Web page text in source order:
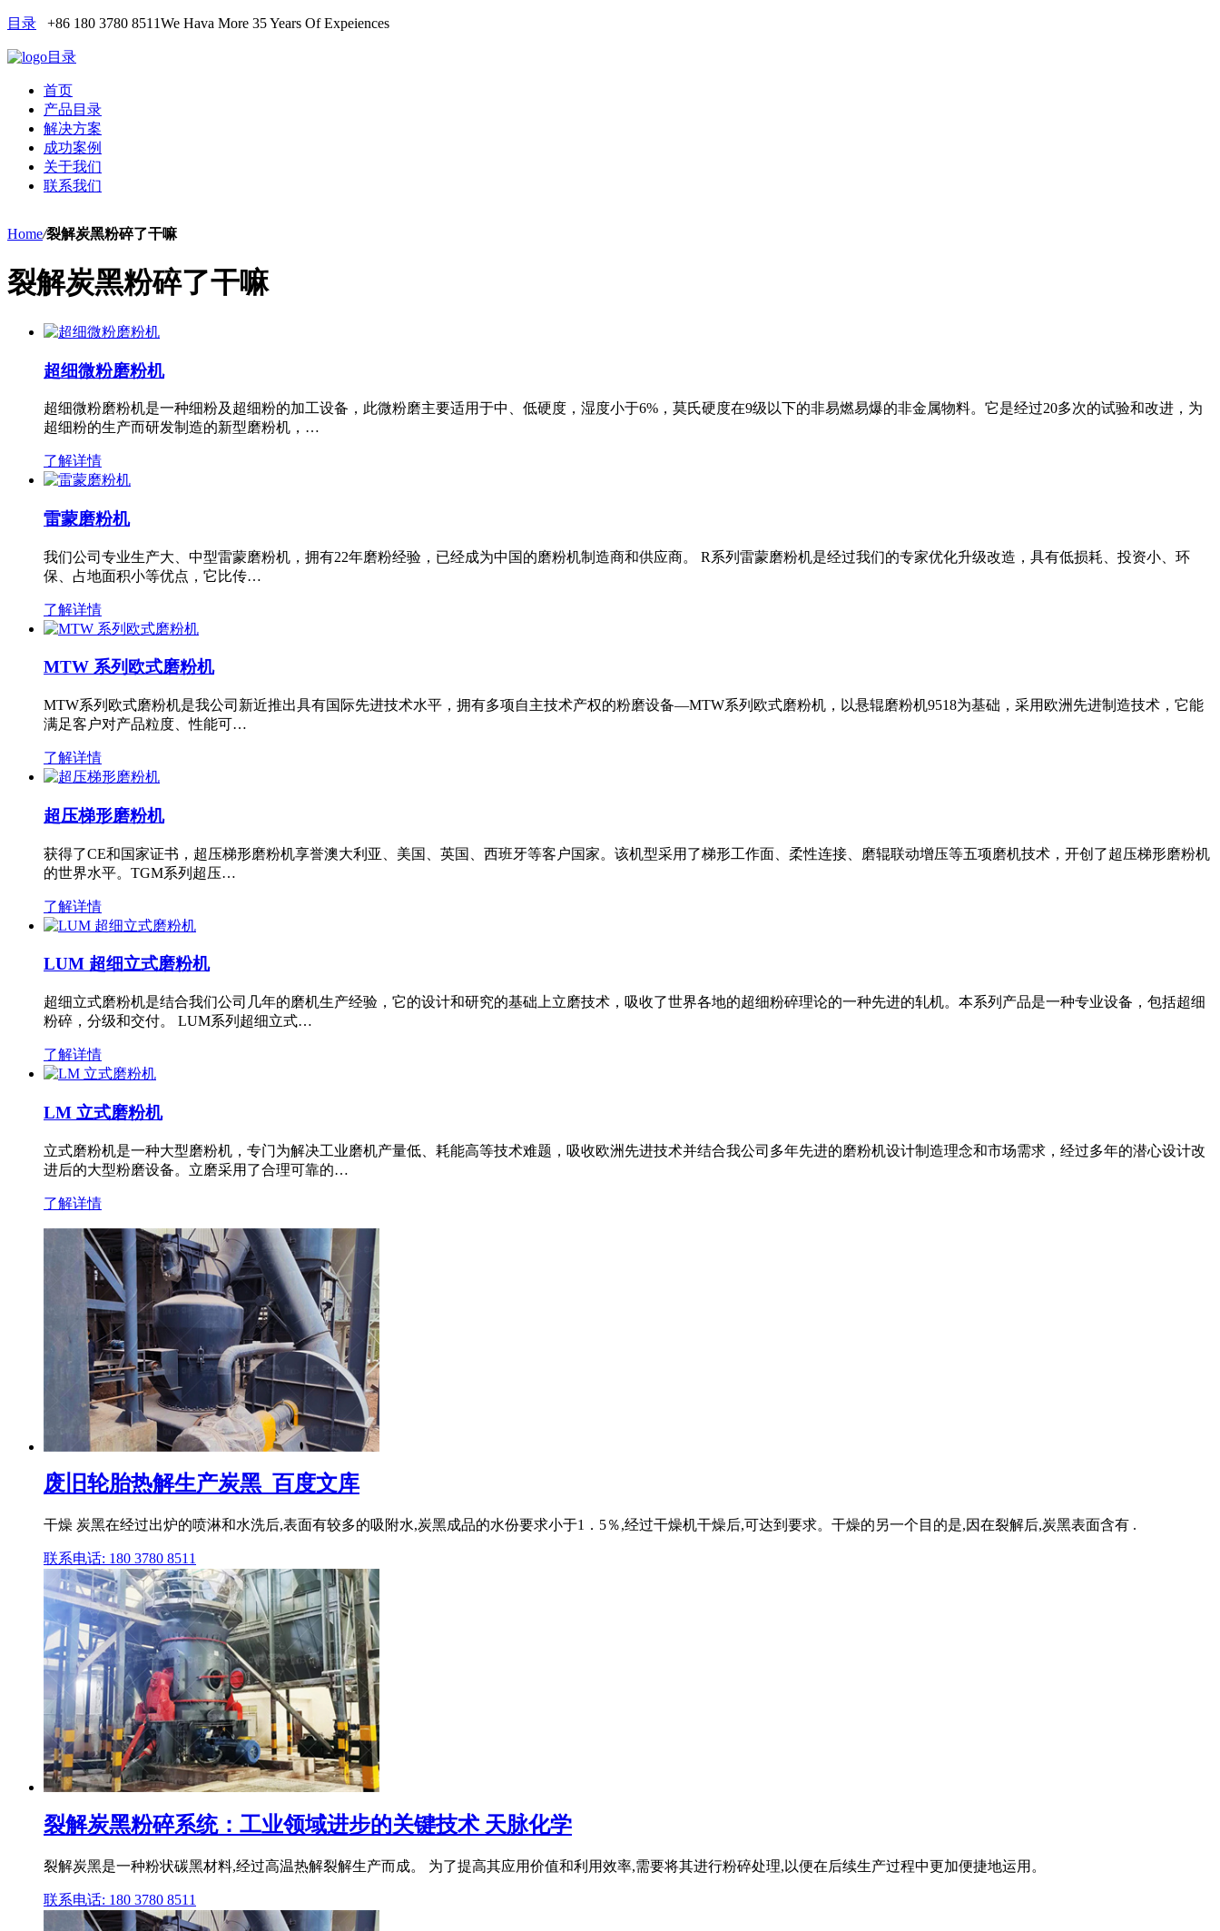
目录 +86 180 3780 8511We Hava More 35 Years Of Expeiences
目录
首页
产品目录
解决方案
成功案例
关于我们
联系我们
Home/裂解炭黑粉碎了干嘛
裂解炭黑粉碎了干嘛
超细微粉磨粉机
超细微粉磨粉机是一种细粉及超细粉的加工设备，此微粉磨主要适用于中、低硬度，湿度小于6%，莫氏硬度在9级以下的非易燃易爆的非金属物料。它是经过20多次的试验和改进，为
超细粉的生产而研发制造的新型磨粉机，…
了解详情
雷蒙磨粉机
我们公司专业生产大、中型雷蒙磨粉机，拥有22年磨粉经验，已经成为中国的磨粉机制造商和供应商。 R系列雷蒙磨粉机是经过我们的专家优化升级改造，具有低损耗、投资小、环
保、占地面积小等优点，它比传…
了解详情
MTW 系列欧式磨粉机
MTW系列欧式磨粉机是我公司新近推出具有国际先进技术水平，拥有多项自主技术产权的粉磨设备—MTW系列欧式磨粉机，以悬辊磨粉机9518为基础，采用欧洲先进制造技术，它能
满足客户对产品粒度、性能可…
了解详情
超压梯形磨粉机
获得了CE和国家证书，超压梯形磨粉机享誉澳大利亚、美国、英国、西班牙等客户国家。该机型采用了梯形工作面、柔性连接、磨辊联动增压等五项磨机技术，开创了超压梯形磨粉机
的世界水平。TGM系列超压…
了解详情
LUM 超细立式磨粉机
超细立式磨粉机是结合我们公司几年的磨机生产经验，它的设计和研究的基础上立磨技术，吸收了世界各地的超细粉碎理论的一种先进的轧机。本系列产品是一种专业设备，包括超细
粉碎，分级和交付。 LUM系列超细立式…
了解详情
LM 立式磨粉机
立式磨粉机是一种大型磨粉机，专门为解决工业磨机产量低、耗能高等技术难题，吸收欧洲先进技术并结合我公司多年先进的磨粉机设计制造理念和市场需求，经过多年的潜心设计改
进后的大型粉磨设备。立磨采用了合理可靠的…
了解详情
废旧轮胎热解生产炭黑_百度文库
干燥 炭黑在经过出炉的喷淋和水洗后,表面有较多的吸附水,炭黑成品的水份要求小于1．5％,经过干燥机干燥后,可达到要求。干燥的另一个目的是,因在裂解后,炭黑表面含有 .
联系电话: 180 3780 8511
裂解炭黑粉碎系统：工业领域进步的关键技术 天脉化学
裂解炭黑是一种粉状碳黑材料,经过高温热解裂解生产而成。 为了提高其应用价值和利用效率,需要将其进行粉碎处理,以便在后续生产过程中更加便捷地运用。
联系电话: 180 3780 8511